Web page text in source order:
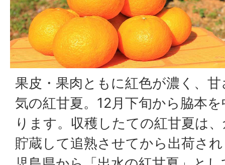
果皮・果肉ともに紅色が濃く、
気の紅甘夏。12月下旬から脇本
ります。収穫したての紅甘夏は
貯蔵して追熟させてから出荷さ